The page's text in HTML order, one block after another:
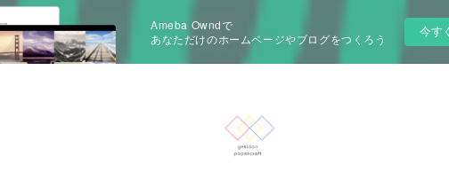
Ameba Owndで
あなただけのホームページやブログをつくろう
今す